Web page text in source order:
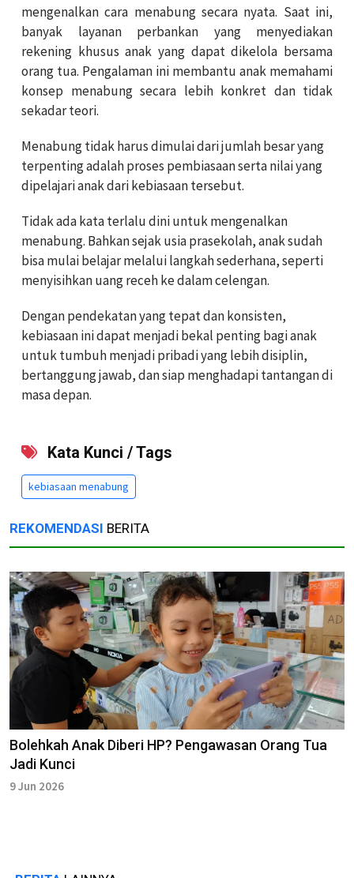
mengenalkan cara menabung secara nyata. Saat ini,
banyak layanan perbankan yang menyediakan
rekening khusus anak yang dapat dikelola bersama
orang tua. Pengalaman ini membantu anak memahami
konsep menabung secara lebih konkret dan tidak
sekadar teori.
Menabung tidak harus dimulai dari jumlah besar yang
terpenting adalah proses pembiasaan serta nilai yang
dipelajari anak dari kebiasaan tersebut.
Tidak ada kata terlalu dini untuk mengenalkan
menabung. Bahkan sejak usia prasekolah, anak sudah
bisa mulai belajar melalui langkah sederhana, seperti
menyisihkan uang receh ke dalam celengan.
Dengan pendekatan yang tepat dan konsisten,
kebiasaan ini dapat menjadi bekal penting bagi anak
untuk tumbuh menjadi pribadi yang lebih disiplin,
bertanggung jawab, dan siap menghadapi tantangan di
masa depan.
Kata Kunci / Tags
kebiasaan menabung
REKOMENDASI BERITA
Bolehkah Anak Diberi HP? Pengawasan Orang Tua
Jadi Kunci
9 Jun 2026